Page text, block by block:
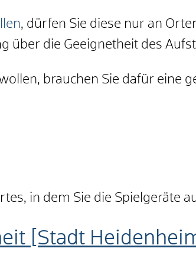
, dürfen Sie diese nur an
über die Geeignetheit des
brauchen Sie dafür eine
in dem Sie die Spielgeräte
[Stadt